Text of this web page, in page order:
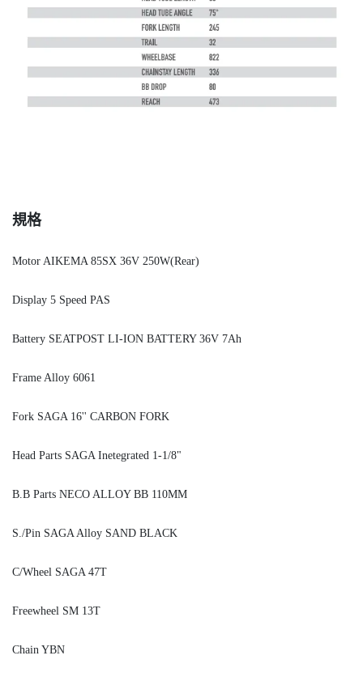
規格
Motor AIKEMA 85SX 36V 250W(Rear)
Display 5 Speed PAS
Battery SEATPOST LI-ION BATTERY 36V 7Ah
Frame Alloy 6061
Fork SAGA 16'' CARBON FORK
Head Parts SAGA Inetegrated 1-1/8"
B.B Parts NECO ALLOY BB 110MM
S./Pin SAGA Alloy SAND BLACK
C/Wheel SAGA 47T
Freewheel SM 13T
Chain YBN